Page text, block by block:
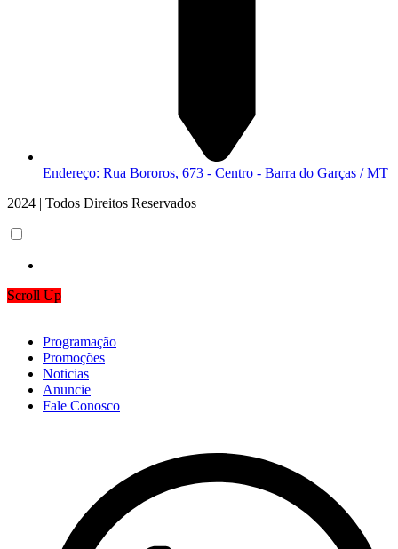
Endereço: Rua Bororos, 673 - Centro - Barra do Garças / MT
2024 | Todos Direitos Reservados
Scroll Up
Programação
Promoções
Noticias
Anuncie
Fale Conosco